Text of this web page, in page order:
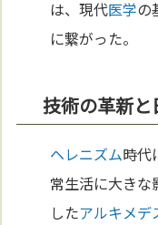
は、現代医学の
に繋がった。
技術の革新
ヘレニズム時代
常生活に大きな
したアルキメデ